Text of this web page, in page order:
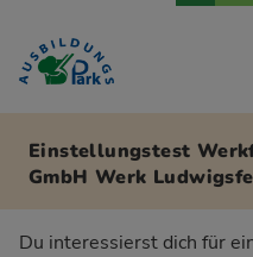
Zur Navigation springen
Zu den Hauptinhalten
Einstellungstest
GmbH Werk
Du interessierst dich für